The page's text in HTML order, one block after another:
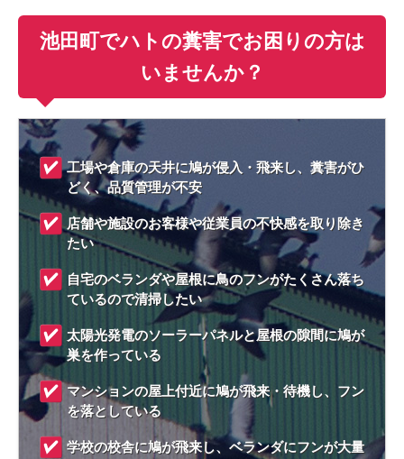
池田町でハトの糞害でお困りの方は
いませんか？
工場や倉庫の天井に鳩が侵入・飛来し、糞害がひ
どく、品質管理が不安
店舗や施設のお客様や従業員の不快感を取り除き
たい
自宅のベランダや屋根に鳥のフンがたくさん落ち
ているので清掃したい
太陽光発電のソーラーパネルと屋根の隙間に鳩が
巣を作っている
マンションの屋上付近に鳩が飛来・待機し、フン
を落としている
学校の校舎に鳩が飛来し、ベランダにフンが大量